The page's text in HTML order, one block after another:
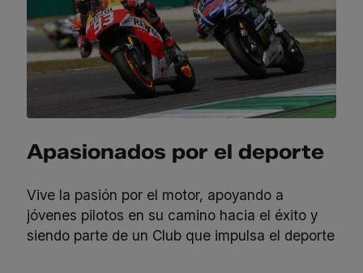
Apasionados por el deporte
Vive la pasión por el motor, apoyando a
jóvenes pilotos en su camino hacia el éxito y
siendo parte de un Club que impulsa el deporte